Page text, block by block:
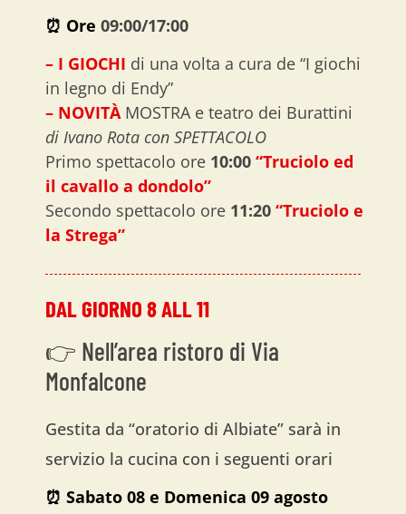
⏰ Ore 09:00/17:00
– I GIOCHI di una volta a cura de “I giochi
in legno di Endy”
– NOVITÀ MOSTRA e teatro dei Burattini
di Ivano Rota con SPETTACOLO
Primo spettacolo ore 10:00 “Truciolo ed
il cavallo a dondolo”
Secondo spettacolo ore 11:20 “Truciolo e
la Strega”
DAL GIORNO 8 ALL 11
👉 Nell’area ristoro di Via
Monfalcone
Gestita da “oratorio di Albiate” sarà in
servizio la cucina con i seguenti orari
⏰ Sabato 08 e Domenica 09 agosto